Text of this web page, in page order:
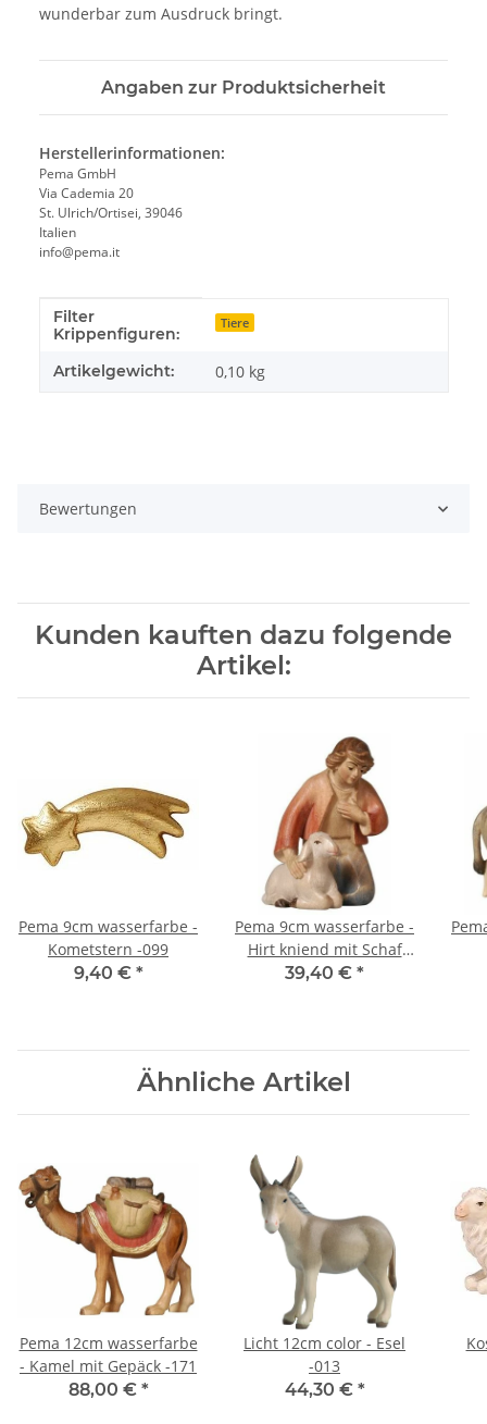
wunderbar zum Ausdruck bringt.
Angaben zur Produktsicherheit
Herstellerinformationen:
Pema GmbH
Via Cademia 20
St. Ulrich/Ortisei, 39046
Italien
info@pema.it
Produkteigenschaft
Wert
Filter
Krippenfiguren:
Tiere
Artikelgewicht: 0,10 kg
Bewertungen
Kunden kauften dazu folgende
Artikel:
Pema 9cm wasserfarbe -
Kometstern -099
9,40 € *
Pema 9cm wasserfarbe -
Hirt kniend mit Schaf
-018
39,40 € *
Ähnliche Artikel
Pema 12cm wasserfarbe
- Kamel mit Gepäck -171
88,00 € *
Licht 12cm color - Esel
-013
44,30 € *